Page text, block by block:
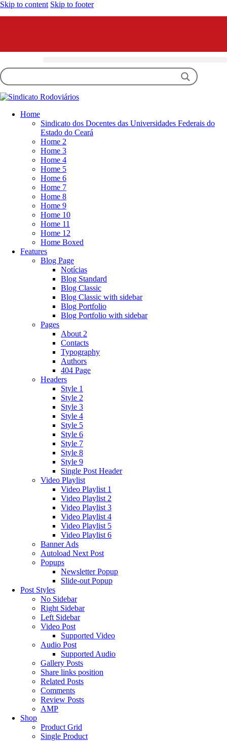
Skip to content Skip to footer
Home
Sindicato dos Docentes das Universidades Federais do
Estado do Ceará
Home 2
Home 3
Home 4
Home 5
Home 6
Home 7
Home 8
Home 9
Home 10
Home 11
Home 12
Home Boxed
Features
Blog Page
Notícias
Blog Standard
Blog Classic
Blog Classic with sidebar
Blog Portfolio
Blog Portfolio with sidebar
Pages
About 2
Contacts
Typography
Authors
404 Page
Headers
Style 1
Style 2
Style 3
Style 4
Style 5
Style 6
Style 7
Style 8
Style 9
Single Post Header
Video Playlist
Video Playlist 1
Video Playlist 2
Video Playlist 3
Video Playlist 4
Video Playlist 5
Video Playlist 6
Banner Ads
Autoload Next Post
Popups
Newsletter Popup
Slide-out Popup
Post Styles
No Sidebar
Right Sidebar
Left Sidebar
Video Post
Supported Video
Audio Post
Supported Audio
Gallery Posts
Share links position
Related Posts
Comments
Review Posts
AMP
Shop
Product Grid
Single Product